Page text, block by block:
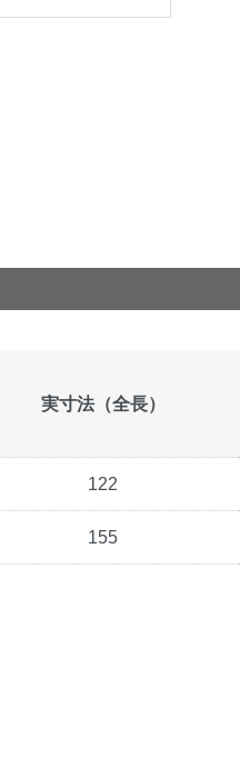
実寸法（全長）
122
155